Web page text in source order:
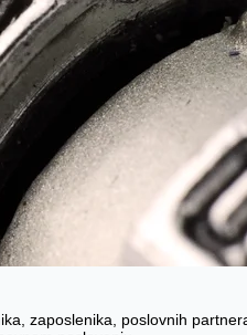
zaposlenika, poslovnih